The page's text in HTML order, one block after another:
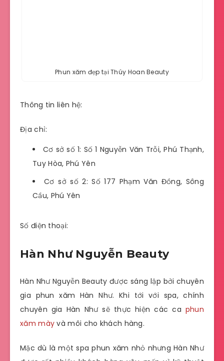
Phun xăm đẹp tại Thúy Hoan Beauty
Thông tin liên hệ:
Địa chỉ:
Cơ sở số 1: Số 1 Nguyễn Văn Trỗi, Phú Thạnh,
Tuy Hòa, Phú Yên
Cơ sở số 2: Số 177 Phạm Văn Đồng, Sông
Cầu, Phú Yên
Số điện thoại:
Hàn Như Nguyễn Beauty
Hàn Như Nguyễn Beauty được sáng lập bởi chuyên
gia phun xăm Hàn Như. Khi tới với spa, chính
chuyên gia Hàn Như sẽ thực hiện các ca phun
xăm mày và môi cho khách hàng.
Mặc dù là một spa phun xăm nhỏ nhưng Hàn Như